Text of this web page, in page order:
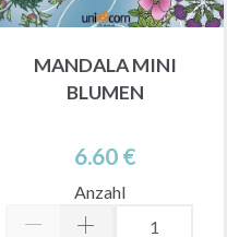
MANDALA MINI
BLUMEN
6.60 €
Anzahl